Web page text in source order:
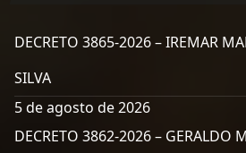
DECRETO 3865-2026 – IREMAR
SILVA
5 de agosto de 2026
DECRETO 3862-2026 – GERALDO